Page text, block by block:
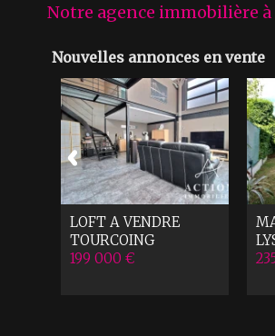
Notre agence immobilière à
Nouvelles annonces en vente
LOFT A VENDRE
TOURCOING
199 000 €